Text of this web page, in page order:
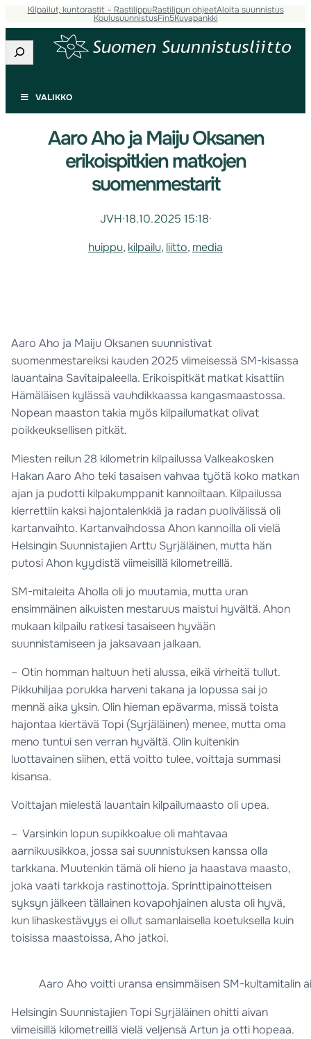
Kilpailut, kuntorastit – RastilippuRastilipun ohjeetAloita suunnistus
KoulusuunnistusFin5Kuvapankki
Etsi
VALIKKO
Aaro Aho ja Maiju Oksanen
erikoispitkien matkojen
suomenmestarit
JVH·18.10.2025 15:18·
huippu, kilpailu, liitto, media
Aaro Aho ja Maiju Oksanen suunnistivat
suomenmestareiksi kauden 2025 viimeisessä SM-kisassa
lauantaina Savitaipaleella. Erikoispitkät matkat kisattiin
Hämäläisen kylässä vauhdikkaassa kangasmaastossa.
Nopean maaston takia myös kilpailumatkat olivat
poikkeuksellisen pitkät.
Miesten reilun 28 kilometrin kilpailussa Valkeakosken
Hakan Aaro Aho teki tasaisen vahvaa työtä koko matkan
ajan ja pudotti kilpakumppanit kannoiltaan. Kilpailussa
kierrettiin kaksi hajontalenkkiä ja radan puolivälissä oli
kartanvaihto. Kartanvaihdossa Ahon kannoilla oli vielä
Helsingin Suunnistajien Arttu Syrjäläinen, mutta hän
putosi Ahon kyydistä viimeisillä kilometreillä.
SM-mitaleita Aholla oli jo muutamia, mutta uran
ensimmäinen aikuisten mestaruus maistui hyvältä. Ahon
mukaan kilpailu ratkesi tasaiseen hyvään
suunnistamiseen ja jaksavaan jalkaan.
– Otin homman haltuun heti alussa, eikä virheitä tullut.
Pikkuhiljaa porukka harveni takana ja lopussa sai jo
mennä aika yksin. Olin hieman epävarma, missä toista
hajontaa kiertävä Topi (Syrjäläinen) menee, mutta oma
meno tuntui sen verran hyvältä. Olin kuitenkin
luottavainen siihen, että voitto tulee, voittaja summasi
kisansa.
Voittajan mielestä lauantain kilpailumaasto oli upea.
– Varsinkin lopun supikkoalue oli mahtavaa
aarnikuusikkoa, jossa sai suunnistuksen kanssa olla
tarkkana. Muutenkin tämä oli hieno ja haastava maasto,
joka vaati tarkkoja rastinottoja. Sprinttipainotteisen
syksyn jälkeen tällainen kovapohjainen alusta oli hyvä,
kun lihaskestävyys ei ollut samanlaisella koetuksella kuin
toisissa maastoissa, Aho jatkoi.
Aaro Aho voitti uransa ensimmäisen SM-kultamitalin
Helsingin Suunnistajien Topi Syrjäläinen ohitti aivan
viimeisillä kilometreillä vielä veljensä Artun ja otti hopeaa.